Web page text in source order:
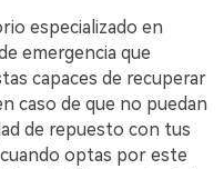
especializado en
emergencia que
capaces de recuperar
caso de que no puedan
de repuesto con tus
optas por este